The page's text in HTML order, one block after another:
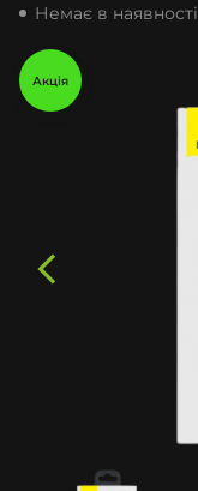
Немає в наявності
Акція